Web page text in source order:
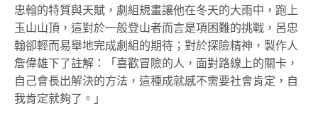
忠翰的特質與天賦，劇組規畫讓他在冬天的大雨中，跑上
玉山山頂，這對於一般登山者而言是項困難的挑戰，呂忠
翰卻輕而易舉地完成劇組的期待；對於探險精神，製作人
詹偉雄下了註解：「喜歡冒險的人，面對路線上的關卡，
自己會長出解決的方法，這種成就感不需要社會肯定，自
我肯定就夠了。」